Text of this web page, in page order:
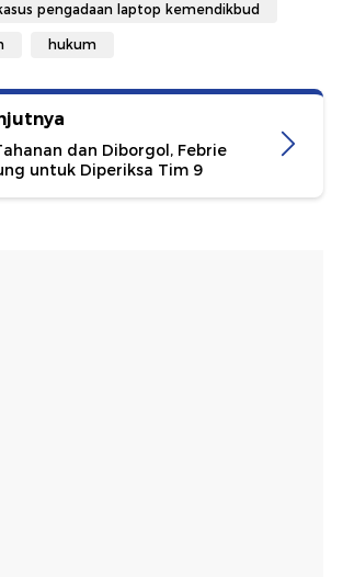
pengadaan laptop kemendikbud
hukum
dan Diborgol, Febrie
untuk Diperiksa Tim 9